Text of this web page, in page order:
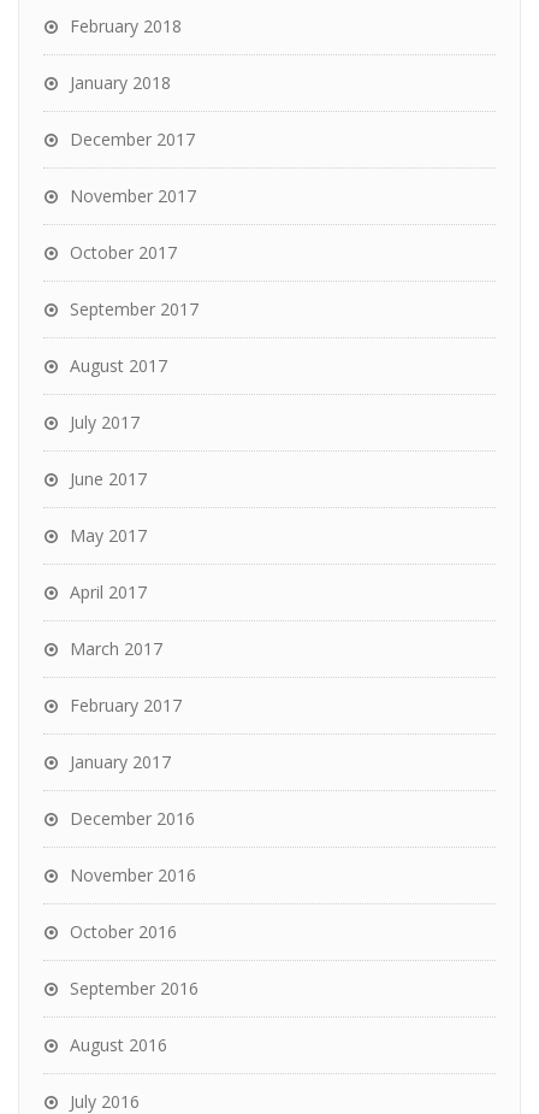
February 2018
January 2018
December 2017
November 2017
October 2017
September 2017
August 2017
July 2017
June 2017
May 2017
April 2017
March 2017
February 2017
January 2017
December 2016
November 2016
October 2016
September 2016
August 2016
July 2016